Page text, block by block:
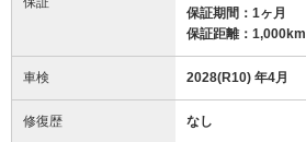
保証期間：1ヶ月
保証距離：1,000km
車検 2028(R10) 年4月
修復歴 なし